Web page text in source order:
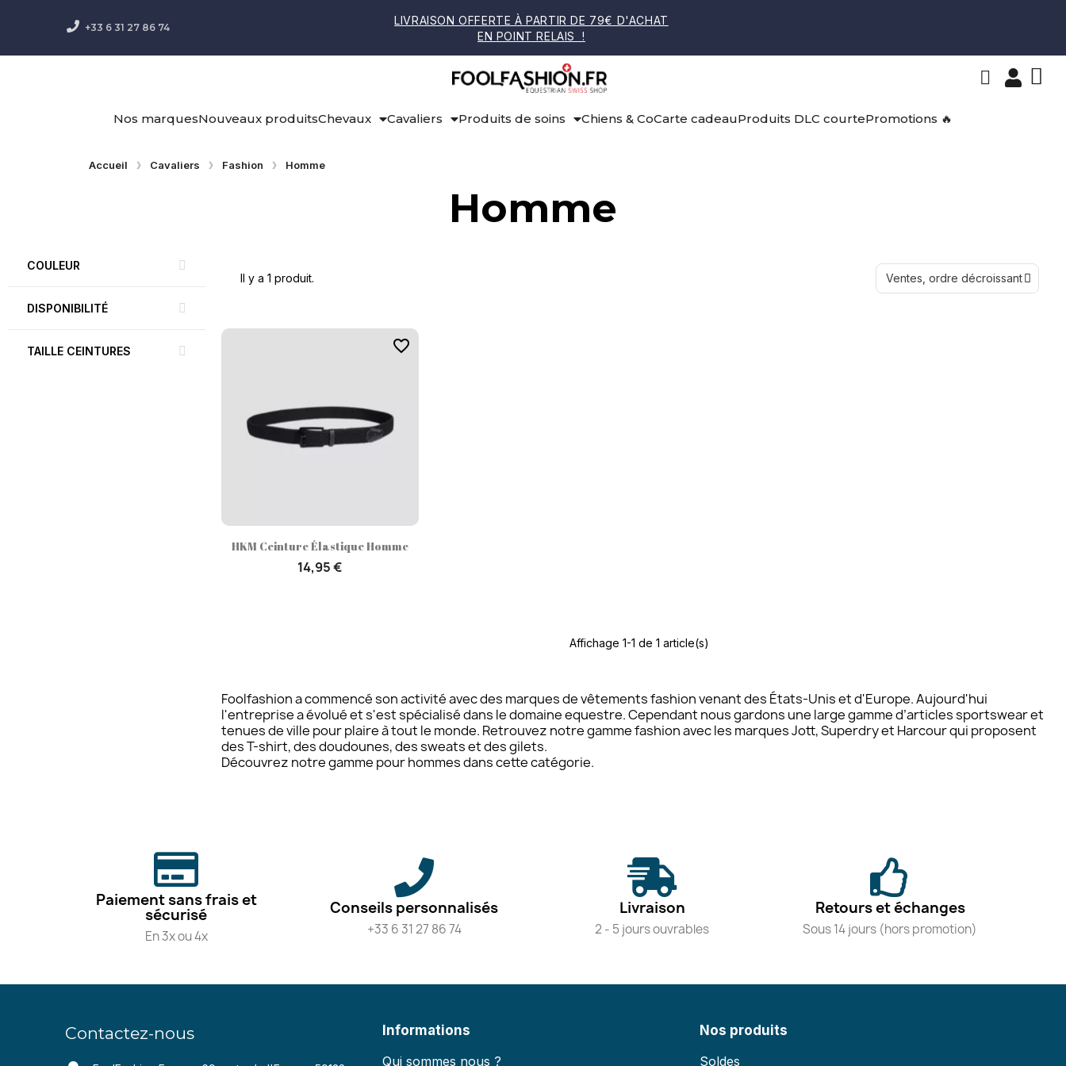
+33 6 31 27 86 74
LIVRAISON OFFERTE À PARTIR DE 79€ D'ACHAT
EN POINT RELAIS !
Nos marquesNouveaux produitsChevaux Cavaliers Produits de soins Chiens & CoCarte cadeauProduits DLC courtePromotions 🔥
Accueil Cavaliers Fashion Homme
Homme
COULEUR
DISPONIBILITÉ
TAILLE CEINTURES
Il y a 1 produit.
Aperçu rapide
HKM Ceinture Élastique Homme
14,95 €
favorite_border
Affichage 1-1 de 1 article(s)
Foolfashion a commencé son activité avec des marques de vêtements fashion venant des États-Unis et d'Europe. Aujourd'hui
l'entreprise a évolué et s'est spécialisé dans le domaine equestre. Cependant nous gardons une large gamme d’articles sportswear et
tenues de ville pour plaire à tout le monde. Retrouvez notre gamme fashion avec les marques Jott, Superdry et Harcour qui proposent
des T-shirt, des doudounes, des sweats et des gilets.
Découvrez notre gamme pour hommes dans cette catégorie.
Paiement sans frais et
sécurisé
En 3x ou 4x
Conseils personnalisés
+33 6 31 27 86 74
Livraison
2 - 5 jours ouvrables
Retours et échanges
Sous 14 jours (hors promotion)
Contactez-nous
Informations
Qui sommes nous ?
Nos produits
Soldes